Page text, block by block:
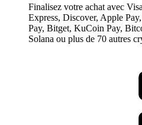
Finalisez votre achat avec
Express, Discover, Apple
Pay, Bitget, KuCoin Pay,
Solana ou plus de 70 autres